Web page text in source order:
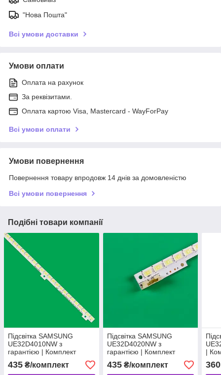
"Нова Пошта"
Всі умови доставки
Умови оплати
Оплата на рахунок
За реквізитами.
Оплата картою Visa, Mastercard - WayForPay
Всі умови оплати
Умови повернення
Повернення товару впродовж 14 днів за домовленістю
Всі умови повернення
Подібні товари компанії
Підсвітка SAMSUNG
UE32D4010NW з
гарантією | Комплект
435 ₴/комплект
Підсвітка SAMSUNG
UE32D4020NW з
гарантією | Комплект
435₴/комплект
|
360